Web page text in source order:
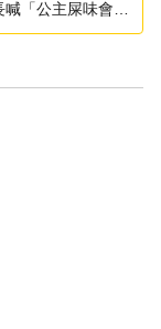
「公主屎味會負
責」遭罵翻